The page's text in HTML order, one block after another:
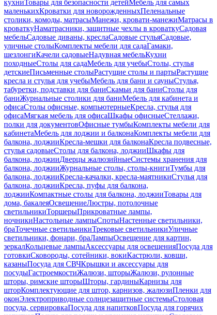
кухниТовары для безопасности детейМебель для самых
маленькихКроватки для новорожденныхПеленальные
столики, комоды, матрасыМанежи, кровати-манежиМатрасы в
кроваткуНаматрасники, защитные чехлы в кроваткуСадовая
мебельСадовые диваны, креслаСадовые стульяСадовые,
уличные столыКомплекты мебели для садаГамаки,
шезлонгиКачели садовыеНадувная мебельКухни
походныеСтолы для садаМебель для учебыСтолы, стулья
детскиеПисьменные столыРастущие столы и партыРастущие
кресла и стулья для учебыМебель для бани и сауныСтулья,
табуретки, подставки для баниСкамьи для баниСтолы для
баниЖурнальные столики для баниМебель для кабинета и
офисаСтолы офисные, компьютерныеКресла, стулья для
офисаМягкая мебель для офисаШкафы офисныеСтеллажи,
полки для документовОфисные тумбыКомплекты мебели для
кабинетаМебель для лоджии и балконаКомплекты мебели для
балкона, лоджииКресла-мешки для балконаКресла подвесные,
стулья садовыеСтолы для балкона, лоджииШкафы для
балкона, лоджииДверцы жалюзийныеСистемы хранения для
балкона, лоджииЖурнальные столы, столы-книгиТумбы для
балкона, лоджииКресла-качалки, кресла-маятникиСтулья для
балкона, лоджииКресла, пуфы для балкона,
лоджииКомпактные столы для балкона, лоджииТовары для
дома, бакалеяОсвещениеЛюстры, потолочные
светильникиТоршерыПрикроватные лампы,
ночникиНастольные лампыСпотыНастенные светильники,
браТочечные светильникиТрековые светильникиУличные
светильники, фонари, браЛампыОсвещение для картин,
зеркалКольцевые лампыАксессуары для освещенияПосуда для
готовкиСковороды, сотейники, вокиКастрюли, ковши,
казаныПосуда для СВЧКрышки и аксессуары для
посудыГастроемкостиЖалюзи, шторыЖалюзи, рулонные
шторы, римские шторыШторы, гардиныКарнизы для
шторКомплектующие для штор, карнизов, жалюзиПленки для
оконЭлектроприводные солнцезащитные системыСтоловая
посуда, сервировкаПосуда для напитковПосуда для горячих